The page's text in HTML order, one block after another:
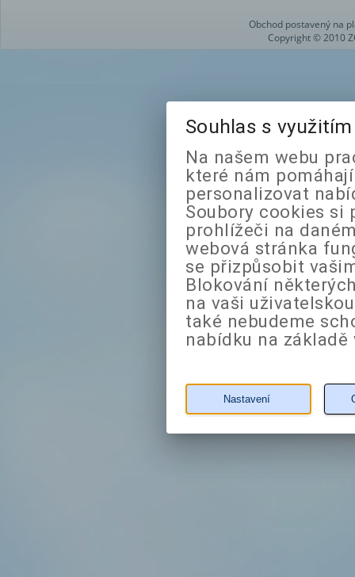
Obchod postavený na
Copyright © 2010
Souhlas s
Na našem webu
které nám
personalizovat
Soubory cookies si
prohlížeči na
webová stránka
se přizpůsobit
Blokování
na vaši
také nebudeme
nabídku na
Nastavení